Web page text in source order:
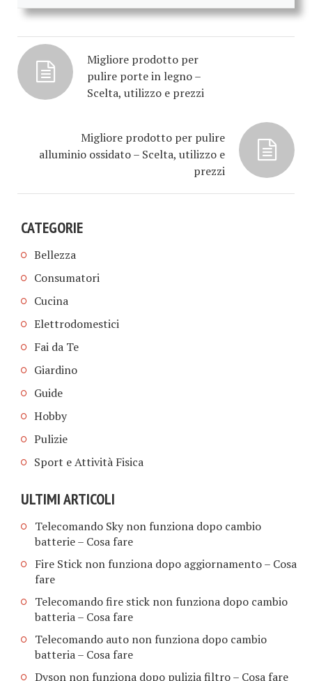
Migliore prodotto per
pulire porte in legno –
Scelta, utilizzo e prezzi
Migliore prodotto per pulire
alluminio ossidato – Scelta, utilizzo e
prezzi
CATEGORIE
Bellezza
Consumatori
Cucina
Elettrodomestici
Fai da Te
Giardino
Guide
Hobby
Pulizie
Sport e Attività Fisica
ULTIMI ARTICOLI
Telecomando Sky non funziona dopo cambio
batterie​ – Cosa fare
Fire Stick non funziona dopo aggiornamento​ – Cosa
fare
Telecomando fire stick non funziona dopo cambio
batteria​ – Cosa fare
Telecomando auto non funziona dopo cambio
batteria​ – Cosa fare
Dyson non funziona dopo pulizia filtro​ – Cosa fare